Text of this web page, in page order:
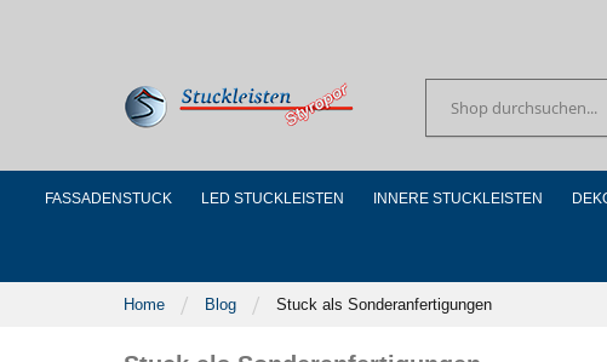
Suchen
FASSADENSTUCK LED STUCKLEISTEN INNERE STUCKLEISTEN
Home Blog Stuck als Sonderanfertigungen